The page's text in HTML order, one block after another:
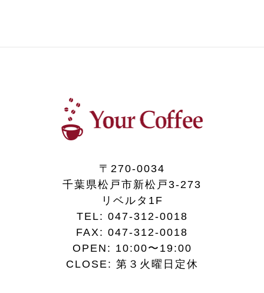
〒270-0034
千葉県松戸市新松戸3-273
リベルタ1F
TEL: 047-312-0018
FAX: 047-312-0018
OPEN: 10:00〜19:00
CLOSE: 第３火曜日定休